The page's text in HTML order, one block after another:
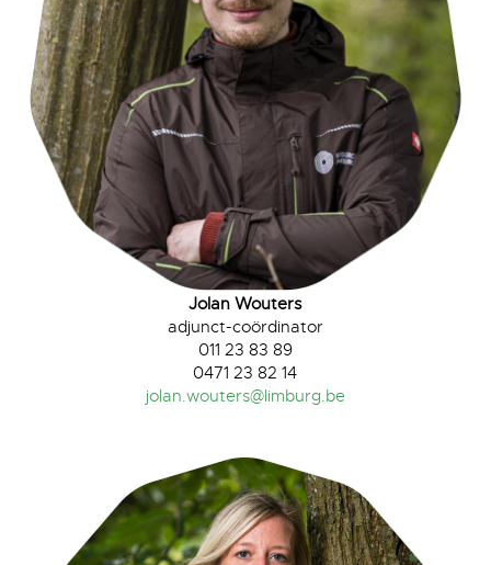
Jolan Wouters
adjunct-coördinator
011 23 83 89
0471 23 82 14
jolan.wouters@limburg.be